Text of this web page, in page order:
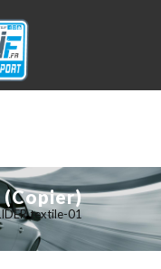
(Copier)
textile-01